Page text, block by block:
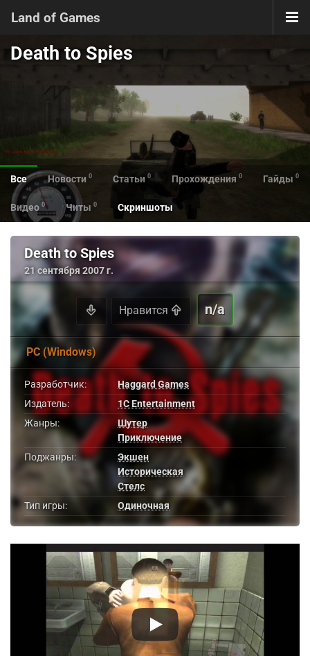
Land of Games
Death to Spies
Все Новости 0 Статьи 0 Прохождения 0 Гайды 0
Видео 0 Читы 0 Скриншоты
Death to Spies
21 сентября 2007 г.
Нравится n/a
PC (Windows)
Разработчик:
Haggard Games
Издатель:
1C Entertainment
Жанры:
Шутер
Приключение
Поджанры:
Экшен
Историческая
Стелс
Тип игры:
Одиночная